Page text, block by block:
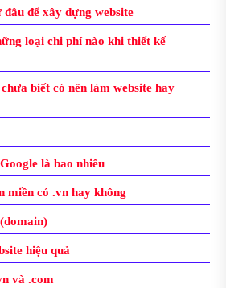
để xây dựng website
loại chi phí nào khi thiết kế
biết có nên làm website hay
là bao nhiêu
miền có .vn hay không
hiệu quả
và .com